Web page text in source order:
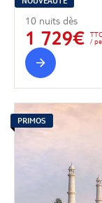
10 nuits dès
1 729€
TTC
/
PRIMOS